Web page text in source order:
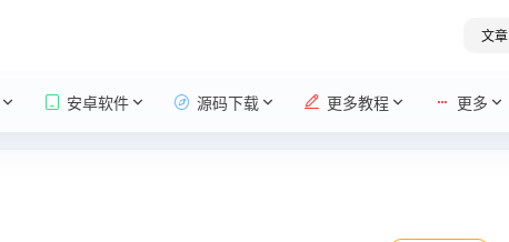
文章
安卓软件 源码下载 更多教程 更多